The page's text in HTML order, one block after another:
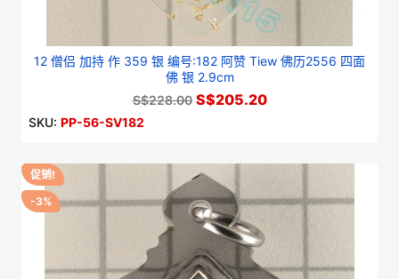
12 僧侣 加持 作 359 银 编号:182 阿赞 Tiew 佛历2556 四面
佛 银 2.9cm
S$228.00 S$205.20
SKU: PP-56-SV182
促销!
-3%